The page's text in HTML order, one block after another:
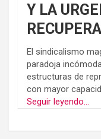
Y LA
El sindicalismo
paradoja
estructuras de
con mayor
Seguir leyendo...